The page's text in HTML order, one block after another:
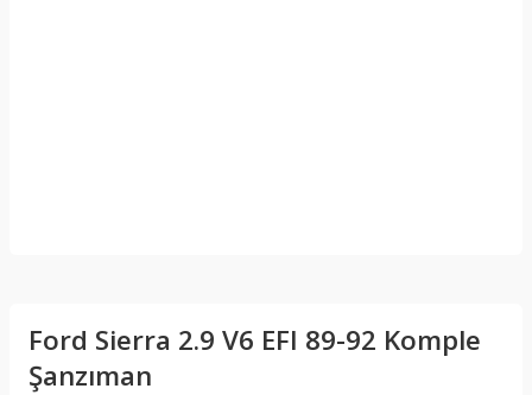
Ford Sierra 2.9 V6 EFI 89-92 Komple
Şanzıman